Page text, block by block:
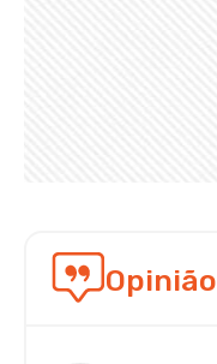
Opinião